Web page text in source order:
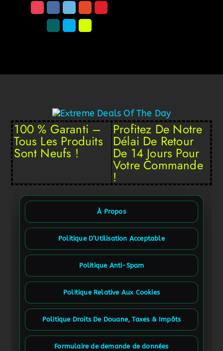
100 % Garanti –
Tous Les Produits
Sont Neufs !
Profitez De Notre
Délai De Retour
De 14 Jours Pour
Votre Commande
!
À Propos
Politique D’Utilisation Acceptable
Politique Anti-Spam
Politique Relative Aux Cookies
Politique Droits De Douane, Taxes & Impôts
Formulaire de demande de données